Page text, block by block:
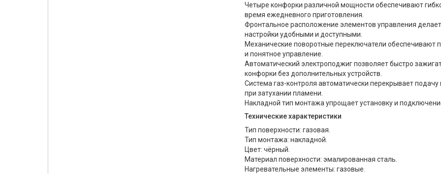
Четыре конфорки различной мощности обеспечивают
время ежедневного приготовления.
Фронтальное расположение элементов управления делает
настройки удобными и доступными.
Механические поворотные переключатели обеспечивают
и понятное управление.
Автоматический электроподжиг позволяет быстро
конфорки без дополнительных устройств.
Система газ-контроля автоматически перекрывает подачу
при затухании пламени.
Накладной тип монтажа упрощает установку и
Технические характеристики
Тип поверхности: газовая.
Тип монтажа: накладной.
Цвет: чёрный.
Материал поверхности: эмалированная сталь.
Нагревательные элементы: газовые.